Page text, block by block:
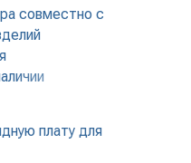
совместно с
плату для